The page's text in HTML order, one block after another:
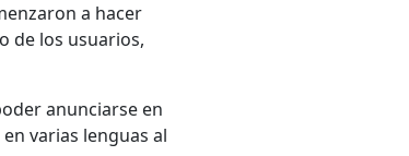
a hacer
de los usuarios,
anunciarse en
varias lenguas al